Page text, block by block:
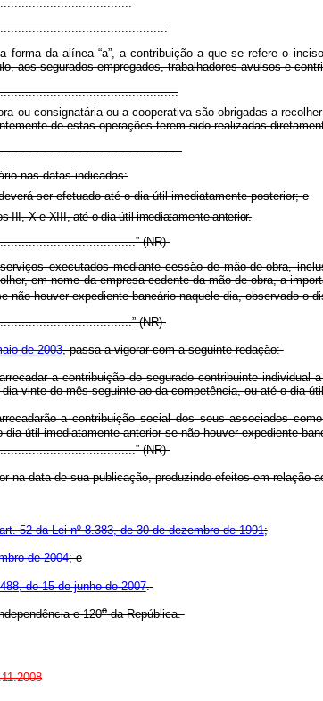
forma da alínea “a”, a contribuição a que se refere o
aos segurados empregados, trabalhadores avulsos e
ou consignatária ou a cooperativa são obrigadas a
de estas operações terem sido realizadas
nas datas indicadas:
ser efetuado até o dia útil imediatamente posterior; e
III, X e XIII, até o dia útil imediatamente anterior.
(NR)
executados mediante cessão de mão-de-obra,
em nome da empresa cedente da mão-de-obra, a
não houver expediente bancário naquele dia, observado o
(NR)
de 2003, passa a vigorar com a seguinte redação:
a contribuição do segurado contribuinte individual
vinte do mês seguinte ao da competência, ou até o dia
a contribuição social dos seus associados
útil imediatamente anterior se não houver expediente
(NR)
data de sua publicação, produzindo efeitos em relação
52 da Lei nº 8.383, de 30 de dezembro de 1991;
de 2004; e
de 15 de junho de 2007.
e 120oda República.